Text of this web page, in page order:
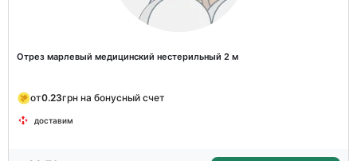
Отрез марлевый медицинский нестерильный 2 м
от0.23грн на бонусный счет
доставим